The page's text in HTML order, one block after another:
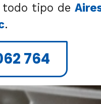
tipo de
.
764